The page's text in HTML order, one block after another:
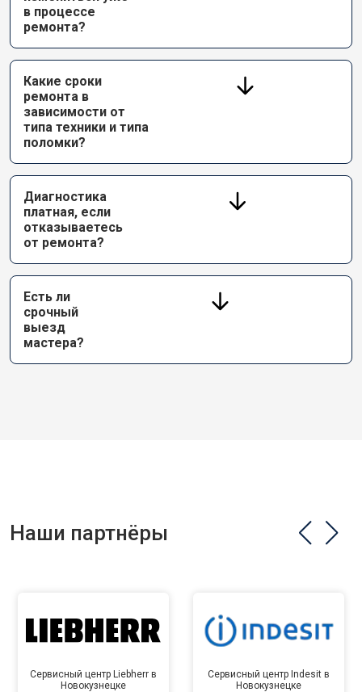
в процессе
ремонта?
Какие сроки
ремонта в
зависимости от
типа техники и типа
поломки?
Диагностика
платная, если
отказываетесь
от ремонта?
Есть ли
срочный
выезд
мастера?
Наши партнёры
Сервисный центр Liebherr в
Новокузнецке
Сервисный центр Indesit в
Новокузнецке